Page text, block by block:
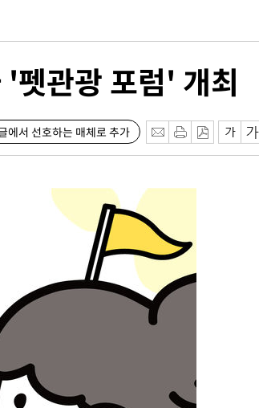
관광 포럼' 개최
에서 선호하는 매체로 추가